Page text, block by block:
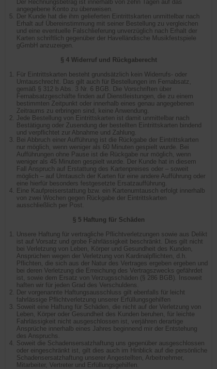
Der Rechnungsbetrag ist innerhalb von zehn Tagen auf das
angegebene Konto zu überweisen.
Der Kunde hat die ihm gelieferten Eintrittskarten unmittelbar nach
Erhalt auf Übereinstimmung mit seiner Bestellung zu vergleichen
und eine eventuelle Falschlieferung unverzüglich nach Erhalt der
Karten schriftlich gegenüber der Havelländische Musikfestspiele
gGmbH anzuzeigen.
§ 4 Widerruf und Rückgaberecht
Für Eintrittskarten besteht grundsätzlich kein Widerrufs- oder
Umtauschrecht. Das gilt auch für Bestellungen im Fernabsatz,
gemäß § 312 b Abs. 3 Nr. 6 BGB. Die Vorschriften über
Fernabsatzgeschäfte finden auf Dienstleistungen, die zu einem
bestimmten Zeitpunkt oder innerhalb eines genau angegebenen
Zeitraums zu erbringen sind, keine Anwendung.
Jede Bestellung von Eintrittskarten ist damit unmittelbar nach
Bestätigung oder Zusendung der bestellten Eintrittskarten bindend
und verpflichtet zur Abnahme und Zahlung.
Bei Abbruch einer Aufführung ist die Rückgabe der Eintrittskarten
nur möglich, wenn weniger als 60 Minuten gespielt wurde. Bei
Aufführungen ohne Pause ist die Rückgabe nur möglich, wenn
weniger als 45 Minuten gespielt wurde. Der Kunde hat in diesem
Fall Anspruch auf Erstattung des Kartenpreises oder – soweit
möglich – auf Umtausch der Karten für eine andere Aufführung oder
eine hierfür besonders festgesetzte Ersatzaufführung.
Eine Kaufpreiserstattung bzw. ein Kartenumtausch erfolgt innerhalb
von zwei Wochen gegen Rückgabe der Eintrittskarten
ausschließlich per Post.
§ 5 Haftung für Schäden
Unsere Haftung für vertragliche Pflichtverletzungen sowie aus Delikt
ist auf Vorsatz und grobe Fahrlässigkeit beschränkt. Dies gilt nicht
bei Verletzung von Leben, Körper und Gesundheit des Kunden,
Ansprüchen wegen der Verletzung von Kardinalpflichten, d.h.
Pflichten, die sich aus der Natur des Vertrages ergeben ergeben und
bei deren Verletzung die Erreichung des Vertragszwecks gefährdet
ist, sowie dem Ersatz von Verzugsschäden (§ 286 BGB). Insoweit
haften wir für jeden Grad des Verschuldens.
Der vorgenannte Haftungsausschluss gilt ebenfalls für leicht
fahrlässige Pflichtverletzung unserer Erfüllungsgehilfen
Soweit eine Haftung für Schäden, die nicht auf der Verletzung von
Leben, Körper oder Gesundheit des Kunden beruhen, für leichte
Fahrlässigkeit nicht ausgeschlossen ist, verjähren derartige
Ansprüche innerhalb eines Jahres beginnend mir der Entstehung
des Anspruchs.
Soweit die Schadensersatzhaftung uns gegenüber ausgeschlossen
oder eingeschränkt ist, gilt dies auch im Hinblick auf die persönliche
Schadensersatzhaftung unserer Angestellten, Arbeitnehmer,
Mitarbeiter, Vertreter und Erfüllungsgehilfen.